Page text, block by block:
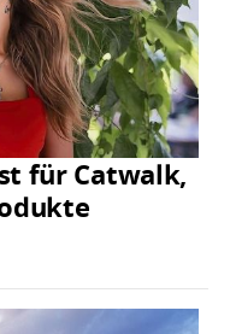
für Catwalk,